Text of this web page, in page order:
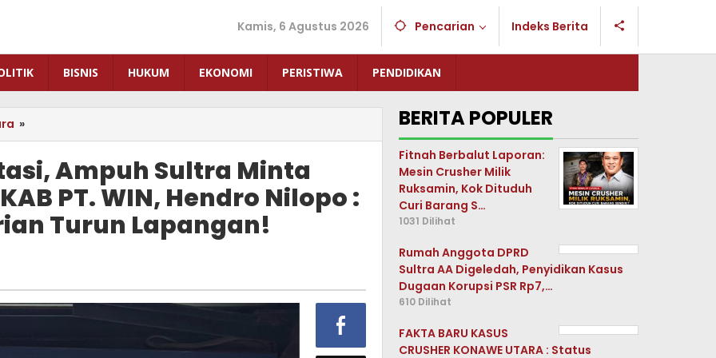
Kamis, 6 Agustus 2026 Pencarian Indeks Berita
BISNIS HUKUM EKONOMI PERISTIWA PENDIDIKAN
»
Keadilan
Investasi,
Ampuh
Sultra
Minta
ESDM
RKAB
PT.
Ampuh Sultra Minta
PT. WIN, Hendro Nilopo :
Turun Lapangan!
BERITA POPULER
Fitnah Berbalut Laporan:
Mesin Crusher Milik
Ruksamin, Kok Dituduh
Curi Barang S…
1031 Dilihat
Rumah Anggota DPRD
Sultra AA Digeledah, Penyidikan Kasus
Dugaan Korupsi PSR Rp7,…
610 Dilihat
FAKTA BARU KASUS
CRUSHER KONAWE UTARA : Status